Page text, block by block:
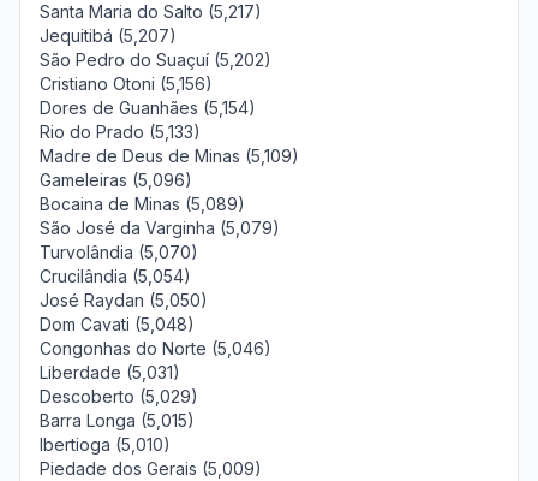
Santa Maria do Salto (5,217)
Jequitibá (5,207)
São Pedro do Suaçuí (5,202)
Cristiano Otoni (5,156)
Dores de Guanhães (5,154)
Rio do Prado (5,133)
Madre de Deus de Minas (5,109)
Gameleiras (5,096)
Bocaina de Minas (5,089)
São José da Varginha (5,079)
Turvolândia (5,070)
Crucilândia (5,054)
José Raydan (5,050)
Dom Cavati (5,048)
Congonhas do Norte (5,046)
Liberdade (5,031)
Descoberto (5,029)
Barra Longa (5,015)
Ibertioga (5,010)
Piedade dos Gerais (5,009)